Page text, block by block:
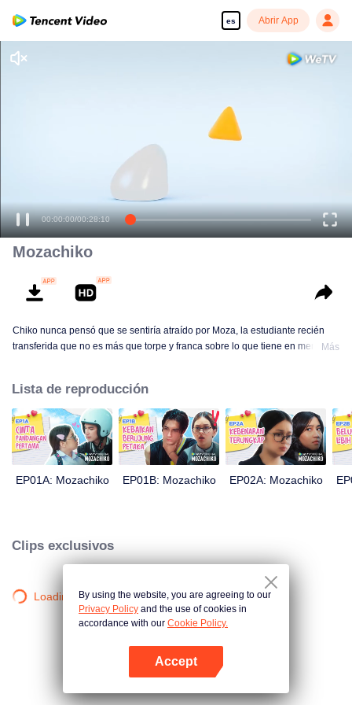
es Abrir App
Disfruta de series en alta definición y sin interrupciones
00:00:00/00:28:10
Mozachiko
Chiko nunca pensó que se sentiría atraído por Moza, la estudiante recién
transferida que no es más que torpe y franca sobre lo que tiene en mente.
un gran giro en la trama: ahora Chiko es quien la persigue.
Más
Lista de reproducción
EP01A: Mozachiko EP01B: Mozachiko EP02A: Mozachiko
Clips exclusivos
Loading…By using the website, you are agreeing to our
Privacy Policy and the use of cookies in
accordance with our Cookie Policy.
Accept